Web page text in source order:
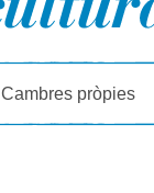
Cambres pròpies